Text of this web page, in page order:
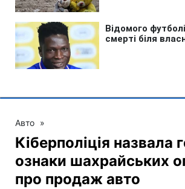
Авто »
Кіберполіція назвала
ознаки шахрайських
про продаж авто